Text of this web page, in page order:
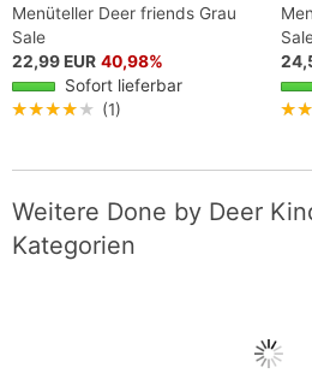
Menüteller Deer friends Grau
Sale
22,99 EUR 40,98%
Sofort lieferbar
★★★★★ (1)
Weitere Done by Deer
Kategorien